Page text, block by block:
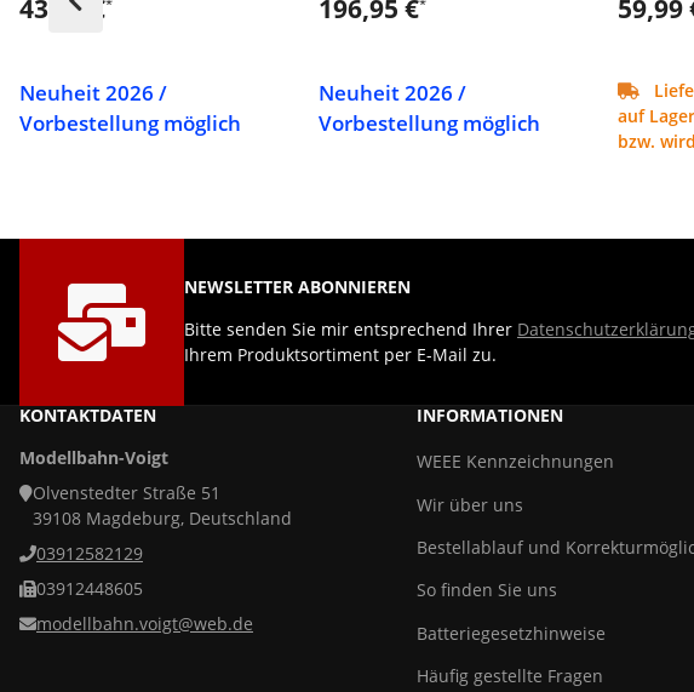
43,49 €*
Neuheit 2026 /
Vorbestellung möglich
196,95 €*
Neuheit 2026 /
Vorbestellung möglich
59,99
auf
bzw.
KONTAKTDATEN
Modellbahn-Voigt
Olvenstedter Straße 51
39108 Magdeburg, Deutschland
03912582129
03912448605
modellbahn.voigt@web.de
INFORMATIONEN
WEEE Kennzeichnungen
Wir über uns
Bestellablauf und
So finden Sie uns
Batteriegesetzhinweise
Häufig gestellte Fragen
NEWSLETTER ABONNIEREN
Bitte senden Sie mir entsprechend Ihrer
Ihrem Produktsortiment per E-Mail zu.